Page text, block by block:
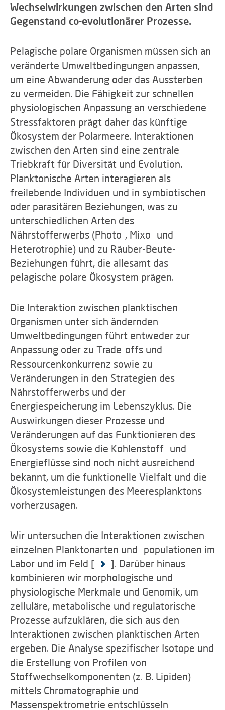
Wechselwirkungen zwischen den Arten sind
Gegenstand co-evolutionärer Prozesse.
Pelagische polare Organismen müssen sich an
veränderte Umweltbedingungen anpassen,
um eine Abwanderung oder das Aussterben
zu vermeiden. Die Fähigkeit zur schnellen
physiologischen Anpassung an verschiedene
Stressfaktoren prägt daher das künftige
Ökosystem der Polarmeere. Interaktionen
zwischen den Arten sind eine zentrale
Triebkraft für Diversität und Evolution.
Planktonische Arten interagieren als
freilebende Individuen und in symbiotischen
oder parasitären Beziehungen, was zu
unterschiedlichen Arten des
Nährstofferwerbs (Photo-, Mixo- und
Heterotrophie) und zu Räuber-Beute-
Beziehungen führt, die allesamt das
pelagische polare Ökosystem prägen.
Die Interaktion zwischen planktischen
Organismen unter sich ändernden
Umweltbedingungen führt entweder zur
Anpassung oder zu Trade-offs und
Ressourcenkonkurrenz sowie zu
Veränderungen in den Strategien des
Nährstofferwerbs und der
Energiespeicherung im Lebenszyklus. Die
Auswirkungen dieser Prozesse und
Veränderungen auf das Funktionieren des
Ökosystems sowie die Kohlenstoff- und
Energieflüsse sind noch nicht ausreichend
bekannt, um die funktionelle Vielfalt und die
Ökosystemleistungen des Meeresplanktons
vorherzusagen.
Wir untersuchen die Interaktionen zwischen
einzelnen Planktonarten und -populationen im
Labor und im Feld [
]. Darüber hinaus
kombinieren wir morphologische und
physiologische Merkmale und Genomik, um
zelluläre, metabolische und regulatorische
Prozesse aufzuklären, die sich aus den
Interaktionen zwischen planktischen Arten
ergeben. Die Analyse spezifischer Isotope und
die Erstellung von Profilen von
Stoffwechselkomponenten (z. B. Lipiden)
mittels Chromatographie und
Massenspektrometrie entschlüsseln